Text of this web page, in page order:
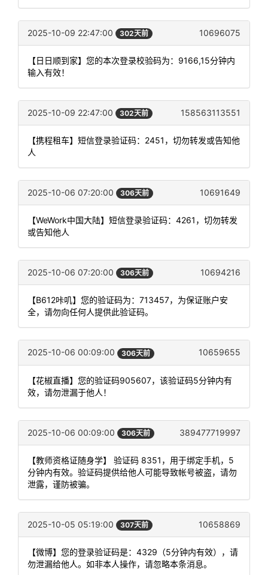
2025-10-09 22:47:00 302天前 10696075
【日日顺到家】您的本次登录校验码为：9166,15分钟内
输入有效！
2025-10-09 22:47:00 302天前 158563113551
【携程租车】短信登录验证码：2451，切勿转发或告知他
人
2025-10-06 07:20:00 306天前 10691649
【WeWork中国大陆】短信登录验证码：4261，切勿转发
或告知他人
2025-10-06 07:20:00 306天前 10694216
【B612咔叽】您的验证码为：713457，为保证账户安
全，请勿向任何人提供此验证码。
2025-10-06 00:09:00 306天前 10659655
【花椒直播】您的验证码905607，该验证码5分钟内有
效，请勿泄漏于他人！
2025-10-06 00:09:00 306天前 389477719997
【教师资格证随身学】 验证码 8351，用于绑定手机，5
分钟内有效。验证码提供给他人可能导致帐号被盗，请勿
泄露，谨防被骗。
2025-10-05 05:19:00 307天前 10658869
【微博】您的登录验证码是：4329（5分钟内有效），请
勿泄漏给他人。如非本人操作，请忽略本条消息。